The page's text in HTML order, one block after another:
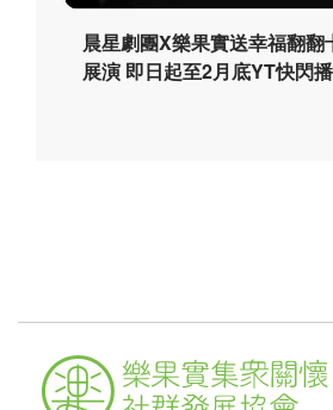
晨星劇團X樂果實送幸福翻翻
展演 即日起至2月底YT快閃